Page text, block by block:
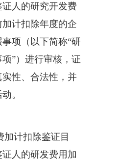
证人的研究开发费
加计扣除年度的企
项（以下简称“研
”）进行审核，证
性、合法性，并
。
加计扣除鉴证目
人的研发费用加